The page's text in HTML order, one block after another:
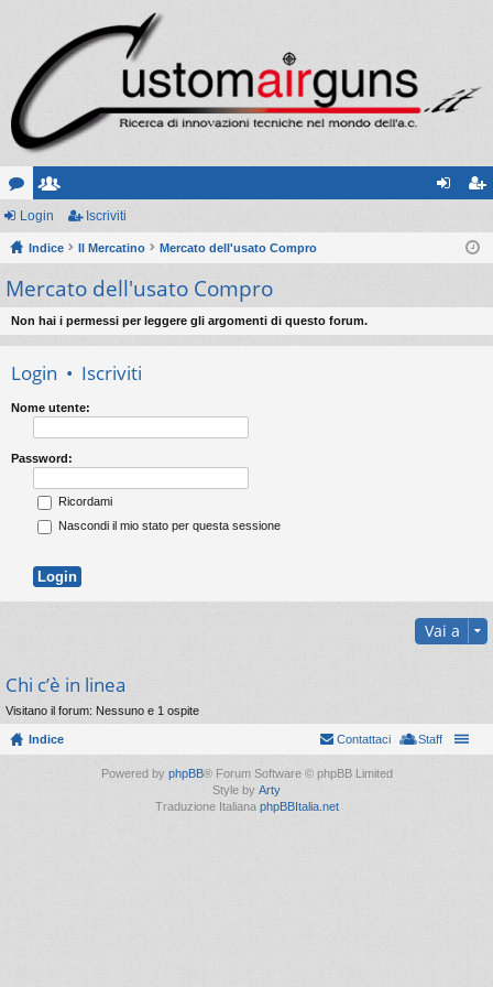
or
u
m
sc
ritt
i
riv
Login Iscriviti
Indice Il Mercatino Mercato dell'usato Compro
Mercato dell'usato Compro
Non hai i permessi per leggere gli argomenti di questo forum.
Login • Iscriviti
Nome utente:
Password:
Ricordami
Nascondi il mio stato per questa sessione
Vai a
Chi c’è in linea
Visitano il forum: Nessuno e 1 ospite
Indice Staff
Contattaci
Powered by phpBB® Forum Software © phpBB Limited
Style by Arty
Traduzione Italiana phpBBItalia.net